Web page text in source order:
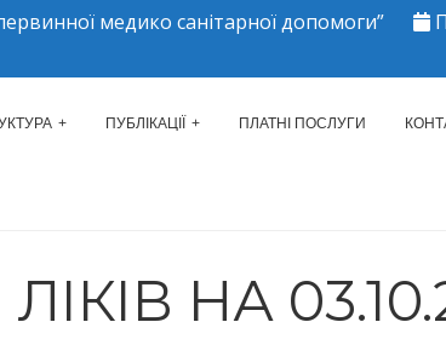
медико санітарної допомоги”
МІСЬКИЙ
ПУБЛІКАЦІЇ ПЛАТНІ ПОСЛУГИ
НА